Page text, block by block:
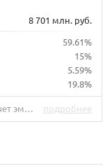
8 701 млн. руб.
59.61%
15%
5.59%
19.8%
Источник: Источник: ежеквартальный отчет эмитента за III квартал 2019 г. подробнее